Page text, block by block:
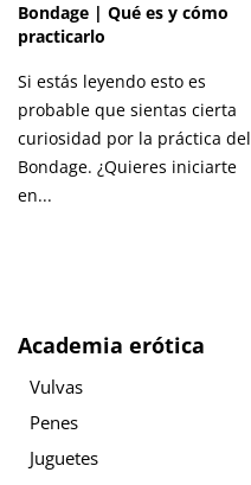
Bondage | Qué es y cómo
practicarlo
Si estás leyendo esto es
probable que sientas cierta
curiosidad por la práctica del
Bondage. ¿Quieres iniciarte
en...
Academia erótica
Vulvas
Penes
Juguetes